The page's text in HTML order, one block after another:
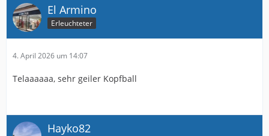
El Armino
Erleuchteter
4. April 2026 um 14:07
Telaaaaaa, sehr geiler Kopfball
Hayko82